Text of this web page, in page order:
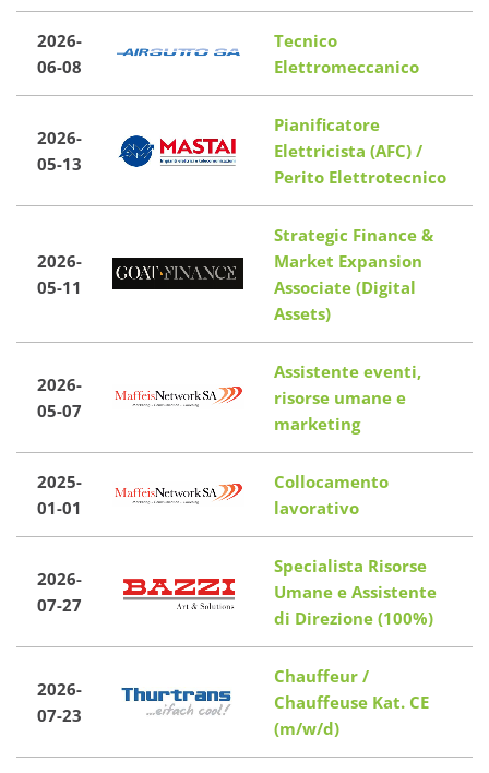
2026-
06-08
Tecnico
Elettromeccanico
2026-
05-13
Pianificatore
Elettricista (AFC) /
Perito Elettrotecnico
2026-
05-11
Strategic Finance &
Market Expansion
Associate (Digital
Assets)
2026-
05-07
Assistente eventi,
risorse umane e
marketing
2025-
01-01
Collocamento
lavorativo
2026-
07-27
Specialista Risorse
Umane e Assistente
di Direzione (100%)
2026-
07-23
Chauffeur /
Chauffeuse Kat. CE
(m/w/d)